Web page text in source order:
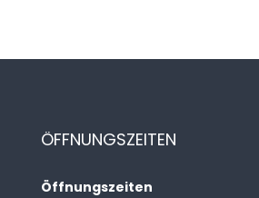
ÖFFNUNGSZEITEN
Öffnungszeiten